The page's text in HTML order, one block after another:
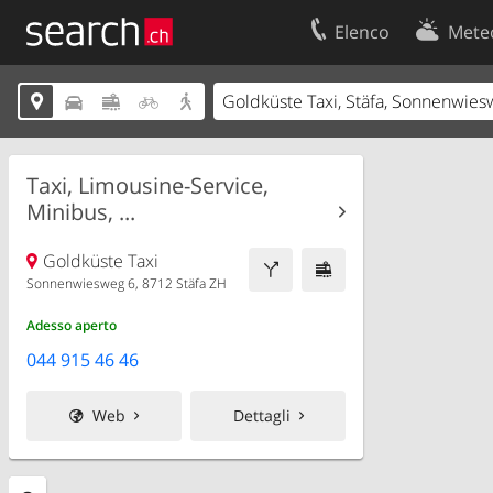
Elenco
    
Taxi, Limousine-Service,
Minibus, ...
Goldküste Taxi
Sonnenwiesweg 6, 8712 Stäfa ZH
Adesso aperto
044 915 46 46
Web Dettagli
Il vostro profolio
Area clienti
Informazioni Legali
Contatti
Condizioni